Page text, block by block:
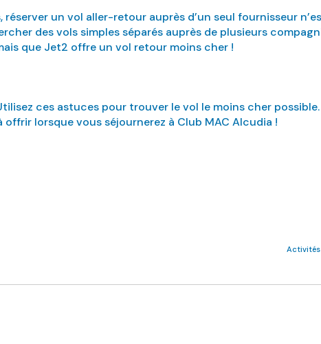
réserver un vol aller-retour auprès d’un seul fournisseur
des vols simples séparés auprès de plusieurs
que Jet2 offre un vol retour moins cher !
ces astuces pour trouver le vol le moins cher
lorsque vous séjournerez à Club MAC Alcudia !